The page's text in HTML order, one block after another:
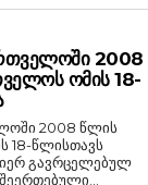
2008
ᲝᲛᲘᲡ 18-
2008 წლის
18-წლისთავს